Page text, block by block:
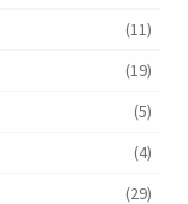
(11)
(19)
(5)
(4)
(29)